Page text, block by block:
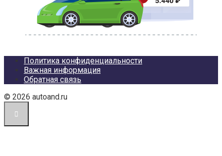
Политика конфиденциальности
Важная информация
Обратная связь
© 2026 autoand.ru